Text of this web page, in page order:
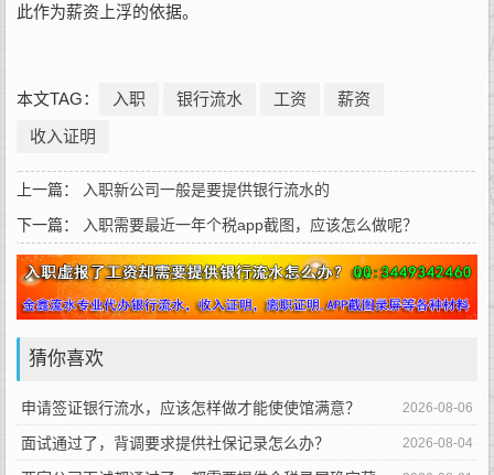
此作为薪资上浮的依据。
本文TAG： 入职 银行流水 工资
薪资
收入证明
上一篇：
入职新公司一般是要提供银行流水的
下一篇：
入职需要最近一年个税app截图，应该怎么做呢？
猜你喜欢
2026-08-06
申请签证银行流水，应该怎样做才能使使馆满意？
2026-08-04
面试通过了，背调要求提供社保记录怎么办？